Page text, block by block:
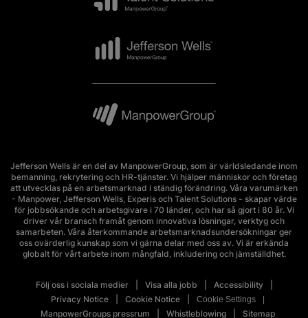
Jefferson Wells är en del av ManpowerGroup, som är världsledande inom
bemanning, rekrytering och HR-tjänster. Vi hjälper människor och företag
att utvecklas på en arbetsmarknad i ständig förändring. Våra varumärken
- Manpower, Jefferson Wells, Experis och Talent Solutions - skapar värde
för jobbsökande och arbetsgivare i 70 länder, och har så gjort i 80 år. Vi
driver vår bransch framåt genom innovativa lösningar, verktyg och
samarbeten. Våra återkommande arbetsmarknadsundersökningar ger
oss ovärderlig kunskap som vi gärna delar med oss av. Vi är erkända
globalt för vårt arbete inom mångfald, inkludering och jämställdhet.
Följ oss i sociala medier Visa alla jobb
Accessibility
Privacy Notice
Cookie Notice Cookie Settings
ManpowerGroups pressrum Whistleblowing Sitemap